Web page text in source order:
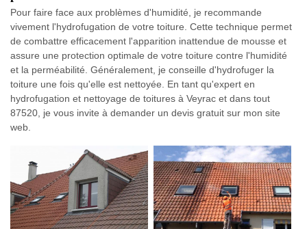
Pour faire face aux problèmes d'humidité, je recommande
vivement l'hydrofugation de votre toiture. Cette technique permet
de combattre efficacement l'apparition inattendue de mousse et
assure une protection optimale de votre toiture contre l'humidité
et la perméabilité. Généralement, je conseille d'hydrofuger la
toiture une fois qu'elle est nettoyée. En tant qu'expert en
hydrofugation et nettoyage de toitures à Veyrac et dans tout
87520, je vous invite à demander un devis gratuit sur mon site
web.